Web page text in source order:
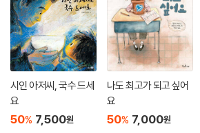
시인 아저씨, 국수 드세
요
50% 7,500원
나도 최고가 되고 싶어
요
50% 7,000원